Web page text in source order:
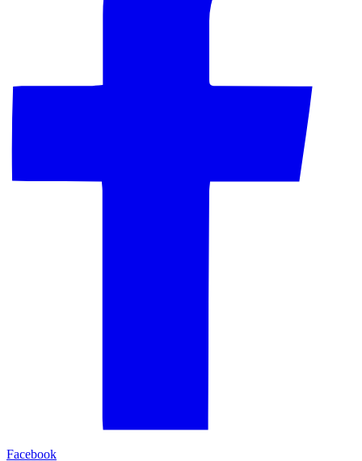
Facebook